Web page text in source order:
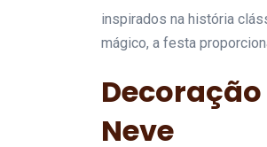
inspirados na história
mágico, a festa
Neve